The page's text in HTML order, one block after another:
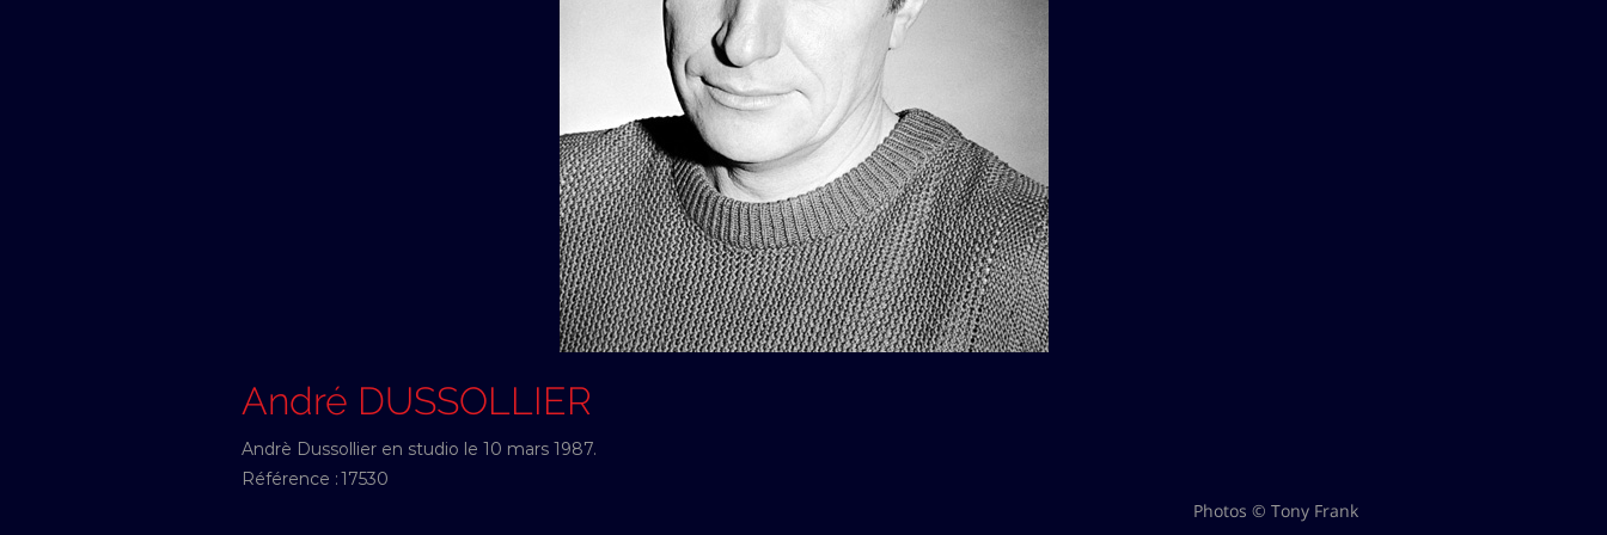
André DUSSOLLIER
Andrè Dussollier en studio le 10 mars 1987.
Référence :17530
Photos © Tony Frank